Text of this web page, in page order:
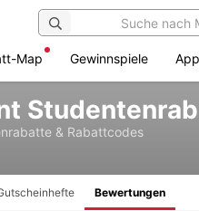
Map Gewinnspiele App
& Rabattcodes
Bewertungen